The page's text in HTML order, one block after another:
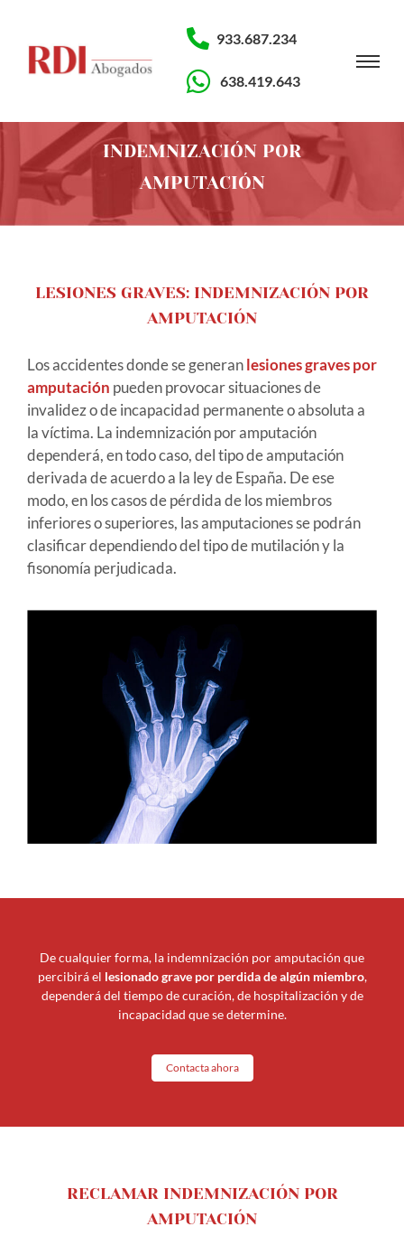
933.687.234
638.419.643
INDEMNIZACIÓN POR
AMPUTACIÓN
LESIONES GRAVES: INDEMNIZACIÓN POR
AMPUTACIÓN
Los accidentes donde se generanlesiones graves por
amputación pueden provocar situaciones de
invalidez o de incapacidad permanente o absoluta a
la víctima. La indemnización por amputación
dependerá, en todo caso, del tipo de amputación
derivada de acuerdo a la ley de España. De ese
modo, en los casos de pérdida de los miembros
inferiores o superiores, las amputaciones se podrán
clasificar dependiendo del tipo de mutilación y la
fisonomía perjudicada.
De cualquier forma, la indemnización por amputación que
percibirá el lesionado grave por perdida de algún miembro,
dependerá del tiempo de curación, de hospitalización y de
incapacidad que se determine.
Contacta ahora
RECLAMAR INDEMNIZACIÓN POR
AMPUTACIÓN